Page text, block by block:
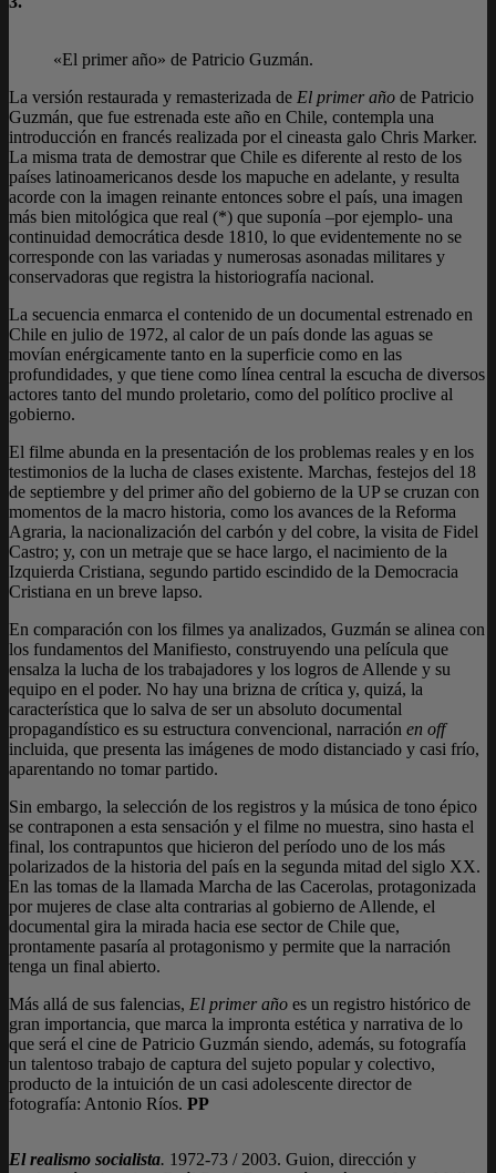
«El primer año» de Patricio Guzmán.
La versión restaurada y remasterizada de El primer año de Patricio
Guzmán, que fue estrenada este año en Chile, contempla una
introducción en francés realizada por el cineasta galo Chris Marker.
La misma trata de demostrar que Chile es diferente al resto de los
países latinoamericanos desde los mapuche en adelante, y resulta
acorde con la imagen reinante entonces sobre el país, una imagen
más bien mitológica que real (*) que suponía –por ejemplo- una
continuidad democrática desde 1810, lo que evidentemente no se
corresponde con las variadas y numerosas asonadas militares y
conservadoras que registra la historiografía nacional.
La secuencia enmarca el contenido de un documental estrenado en
Chile en julio de 1972, al calor de un país donde las aguas se
movían enérgicamente tanto en la superficie como en las
profundidades, y que tiene como línea central la escucha de diversos
actores tanto del mundo proletario, como del político proclive al
gobierno.
El filme abunda en la presentación de los problemas reales y en los
testimonios de la lucha de clases existente. Marchas, festejos del 18
de septiembre y del primer año del gobierno de la UP se cruzan con
momentos de la macro historia, como los avances de la Reforma
Agraria, la nacionalización del carbón y del cobre, la visita de Fidel
Castro; y, con un metraje que se hace largo, el nacimiento de la
Izquierda Cristiana, segundo partido escindido de la Democracia
Cristiana en un breve lapso.
En comparación con los filmes ya analizados, Guzmán se alinea con
los fundamentos del Manifiesto, construyendo una película que
ensalza la lucha de los trabajadores y los logros de Allende y su
equipo en el poder. No hay una brizna de crítica y, quizá, la
característica que lo salva de ser un absoluto documental
propagandístico es su estructura convencional, narración en off
incluida, que presenta las imágenes de modo distanciado y casi frío,
aparentando no tomar partido.
Sin embargo, la selección de los registros y la música de tono épico
se contraponen a esta sensación y el filme no muestra, sino hasta el
final, los contrapuntos que hicieron del período uno de los más
polarizados de la historia del país en la segunda mitad del siglo XX.
En las tomas de la llamada Marcha de las Cacerolas, protagonizada
por mujeres de clase alta contrarias al gobierno de Allende, el
documental gira la mirada hacia ese sector de Chile que,
prontamente pasaría al protagonismo y permite que la narración
tenga un final abierto.
Más allá de sus falencias, El primer año es un registro histórico de
gran importancia, que marca la impronta estética y narrativa de lo
que será el cine de Patricio Guzmán siendo, además, su fotografía
un talentoso trabajo de captura del sujeto popular y colectivo,
producto de la intuición de un casi adolescente director de
fotografía: Antonio Ríos. PP
El realismo socialista. 1972-73 / 2003. Guion, dirección y